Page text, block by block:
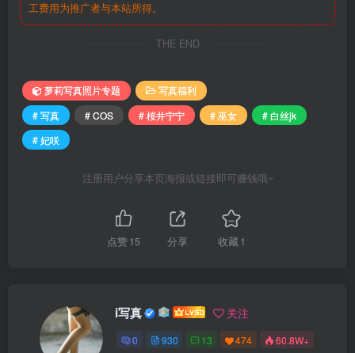
工费用为推广者与本站所得。
THE END
萝莉写真照片专题
写真福利
# 写真
# COS # 桜井宁宁 # 巫女
# 白丝jk
# 妃咲
注册用户分享本页海报或链接即可赚钱哦~
点赞15 分享 收藏1
i写真 关注
0 930 13 474 60.8W+